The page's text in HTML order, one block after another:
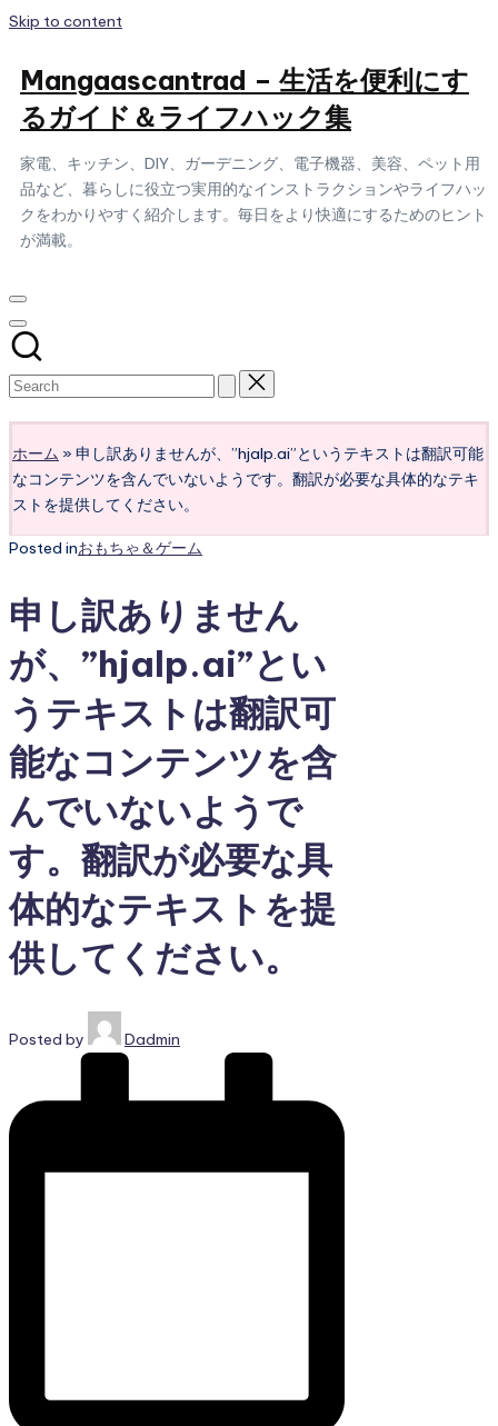
Skip to content
Mangaascantrad – 生活を便利にす
るガイド＆ライフハック集
家電、キッチン、DIY、ガーデニング、電子機器、美容、ペット用
品など、暮らしに役立つ実用的なインストラクションやライフハッ
クをわかりやすく紹介します。毎日をより快適にするためのヒント
が満載。
ホーム » 申し訳ありませんが、”hjalp.ai”というテキストは翻訳可能
なコンテンツを含んでいないようです。翻訳が必要な具体的なテキ
ストを提供してください。
Posted inおもちゃ＆ゲーム
申し訳ありません
が、”hjalp.ai”とい
うテキストは翻訳可
能なコンテンツを含
んでいないようで
す。翻訳が必要な具
体的なテキストを提
供してください。
Posted by Dadmin